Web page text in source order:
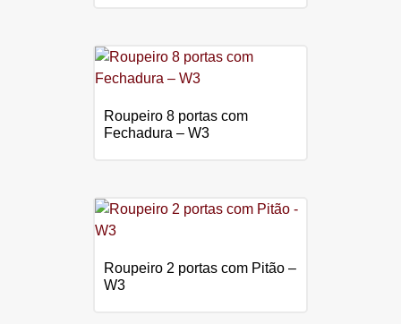
Roupeiro 8 portas com
Fechadura – W3
Roupeiro 2 portas com Pitão –
W3